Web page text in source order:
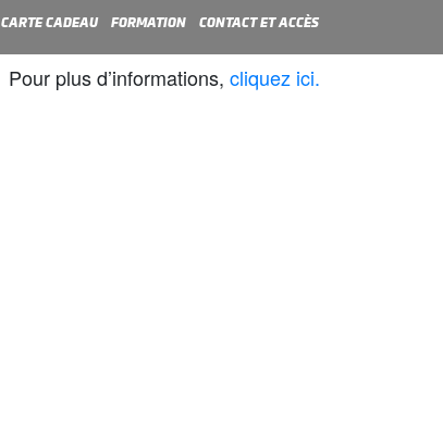
CARTE CADEAU FORMATION CONTACT ET ACCÈS
Pour plus d’informations, cliquez ici.